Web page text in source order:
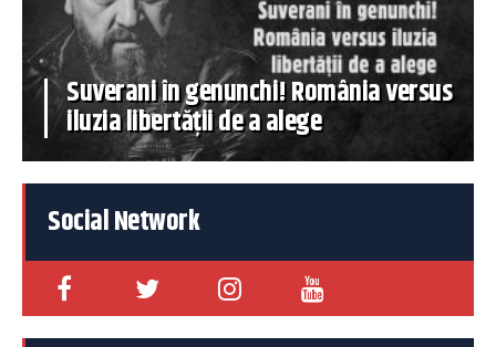
Suverani în genunchi! România versus
iluzia libertății de a alege
Social Network